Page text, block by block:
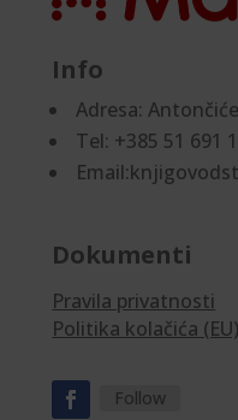
Info
Adresa:
Tel: +385 51 691
Dokumenti
Pravila privatnosti
Politika kolačića (EU)
Follow